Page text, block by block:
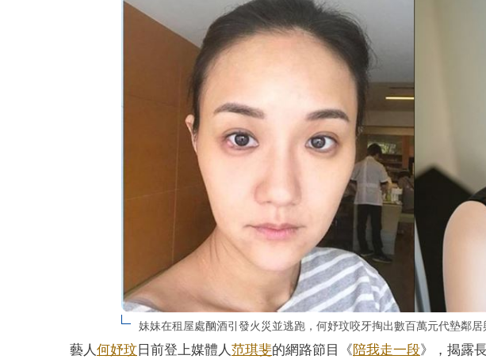
妹妹在租屋處酗酒引發火災並逃跑，何妤玟咬牙掏出數百萬元代墊鄰居
藝人何妤玟 日前登上媒體人范琪斐的網路節目《陪我走一段》，揭露